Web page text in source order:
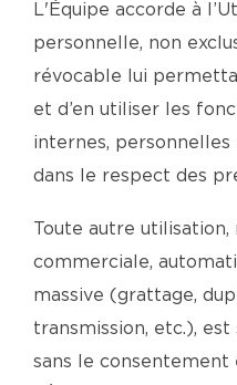
L'Équipe accorde à
personnelle, non
révocable lui
et d’en utiliser les
internes,
dans le respect des
Toute autre
commerciale,
massive (grattage,
transmission, etc.),
sans le